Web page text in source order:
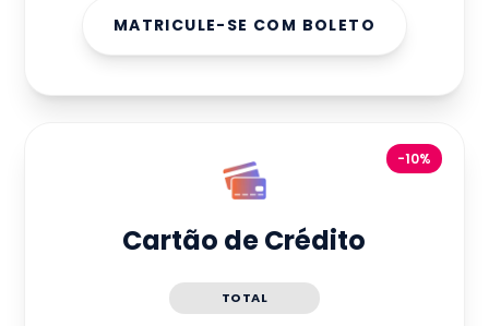
MATRICULE-SE COM BOLETO
-10%
Cartão de Crédito
TOTAL